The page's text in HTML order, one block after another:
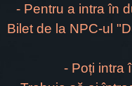
- Pentru a intra în
Bilet de la NPC-ul
- Poți intra